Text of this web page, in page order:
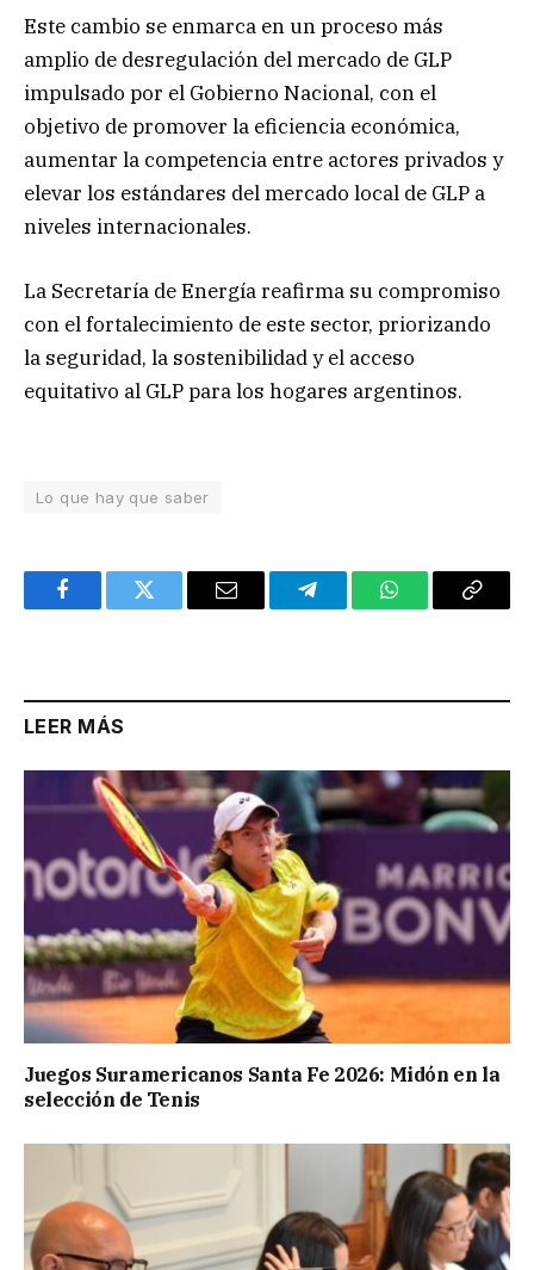
Este cambio se enmarca en un proceso más
amplio de desregulación del mercado de GLP
impulsado por el Gobierno Nacional, con el
objetivo de promover la eficiencia económica,
aumentar la competencia entre actores privados y
elevar los estándares del mercado local de GLP a
niveles internacionales.
La Secretaría de Energía reafirma su compromiso
con el fortalecimiento de este sector, priorizando
la seguridad, la sostenibilidad y el acceso
equitativo al GLP para los hogares argentinos.
Lo que hay que saber
FacebookTwitter Email TelegramWhatsAppCopy
LEER MÁS
Juegos Suramericanos Santa Fe 2026: Midón en la
selección de Tenis